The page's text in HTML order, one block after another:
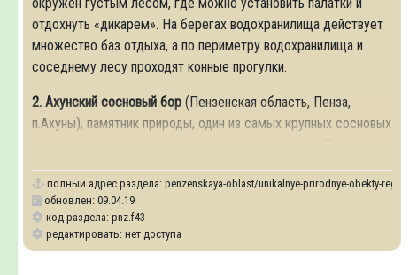
отдохнуть «дикарем». На берегах водохранилища действует
множество баз отдыха, а по периметру водохранилища и
соседнему лесу проходят конные прогулки.
2. Ахунский сосновый бор (Пензенская область, Пенза,
п.Ахуны), памятник природы, один из самых крупных сосновых
полный адрес раздела: penzenskaya-oblast/unikalnye-prirodnye-obekty-regiona
обновлен: 09.04.19
код раздела: pnz.f43
редактировать: нет доступа